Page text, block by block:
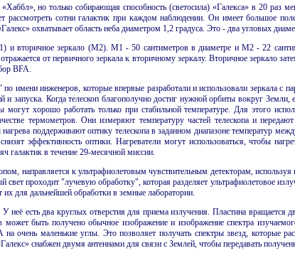
но только собирающая способность (светосила) «Галекса» в 20
сотни галактик при каждом наблюдении. Он имеет большое
охватывает область неба диаметром 1,2 градуса. Это - два угловых
и вторичное зеркало (M2). M1 - 50 сантиметров в диаметре и M2 - 22
от первичного зеркала к вторичному зеркалу. Вторичное зеркало
BFA.
по имени инженеров, которые впервые разработали и использовали зеркала
и запуска. Когда телескоп благополучно достиг нужной орбиты вокруг
могут хорошо работать только при стабильной температуре. Для этого
термометров. Они измеряют температуру частей телескопа и
поддерживают оптику телескопа в заданном диапазоне температур
эффективность оптики. Нагреватели могут использоваться, чтобы
галактик в течение 29-месячной миссии.
направляется к ультрафиолетовым чувствительным детекторам,
свет проходит "лучевую обработку", которая разделяет ультрафиолетовое
их для дальнейшей обработки в земные лаборатории.
неё есть два круглых отверстия для приема излучения. Пластина
быть получено обычное изображение и изображение спектра
очень маленькие углы. Это позволяет получать спектры звезд, которые
снабжен двумя антеннами для связи с Землей, чтобы передавать